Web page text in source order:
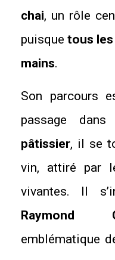
chai, un rôle
puisquetous
mains.
Son parcours
passage
pâtissier, il se
vin, attiré par
vivantes. Il
Raymond
emblématique